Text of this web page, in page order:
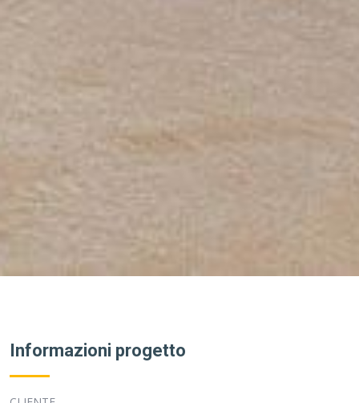
Informazioni progetto